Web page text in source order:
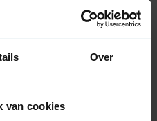
Over
van cookies